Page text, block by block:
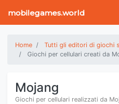
mobilegames.world
Home
Tutti gli editori di giochi
Giochi per cellulari creati da
Mojang
Giochi per cellulari realizzati da